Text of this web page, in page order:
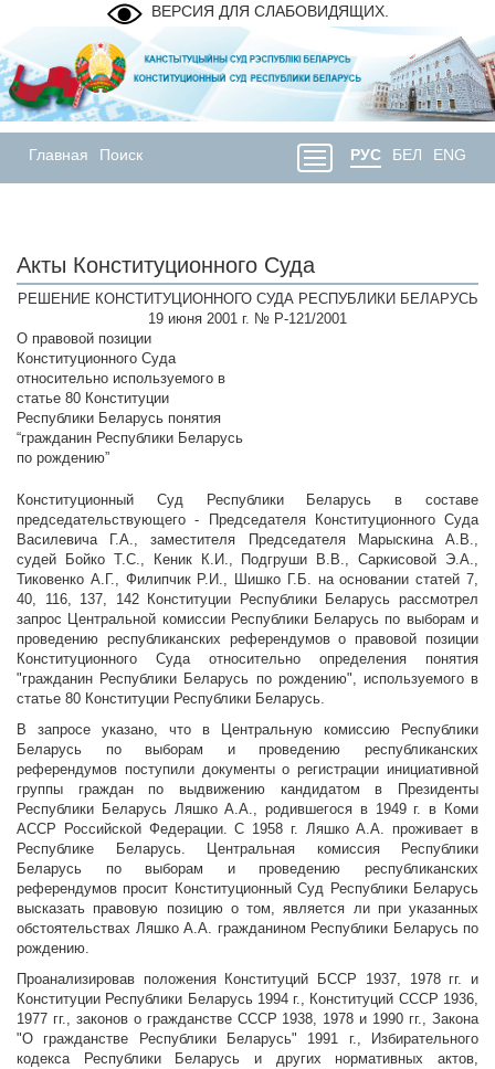
ВЕРСИЯ ДЛЯ СЛАБОВИДЯЩИХ.
Главная Поиск РУС БЕЛ ENG
Акты Конституционного Суда
РЕШЕНИЕ КОНСТИТУЦИОННОГО СУДА РЕСПУБЛИКИ БЕЛАРУСЬ
19 июня 2001 г. № Р-121/2001
О правовой позиции
Конституционного Суда
относительно используемого в
статье 80 Конституции
Республики Беларусь понятия
“гражданин Республики Беларусь
по рождению”
Конституционный Суд Республики Беларусь в составе
председательствующего - Председателя Конституционного Суда
Василевича Г.А., заместителя Председателя Марыскина А.В.,
судей Бойко Т.С., Кеник К.И., Подгруши В.В., Саркисовой Э.А.,
Тиковенко А.Г., Филипчик Р.И., Шишко Г.Б. на основании статей 7,
40, 116, 137, 142 Конституции Республики Беларусь рассмотрел
запрос Центральной комиссии Республики Беларусь по выборам и
проведению республиканских референдумов о правовой позиции
Конституционного Суда относительно определения понятия
"гражданин Республики Беларусь по рождению", используемого в
статье 80 Конституции Республики Беларусь.
В запросе указано, что в Центральную комиссию Республики
Беларусь по выборам и проведению республиканских
референдумов поступили документы о регистрации инициативной
группы граждан по выдвижению кандидатом в Президенты
Республики Беларусь Ляшко А.А., родившегося в 1949 г. в Коми
АССР Российской Федерации. С 1958 г. Ляшко А.А. проживает в
Республике Беларусь. Центральная комиссия Республики
Беларусь по выборам и проведению республиканских
референдумов просит Конституционный Суд Республики Беларусь
высказать правовую позицию о том, является ли при указанных
обстоятельствах Ляшко А.А. гражданином Республики Беларусь по
рождению.
Проанализировав положения Конституций БССР 1937, 1978 гг. и
Конституции Республики Беларусь 1994 г., Конституций СССР 1936,
1977 гг., законов о гражданстве СССР 1938, 1978 и 1990 гг., Закона
"О гражданстве Республики Беларусь" 1991 г., Избирательного
кодекса Республики Беларусь и других нормативных актов,